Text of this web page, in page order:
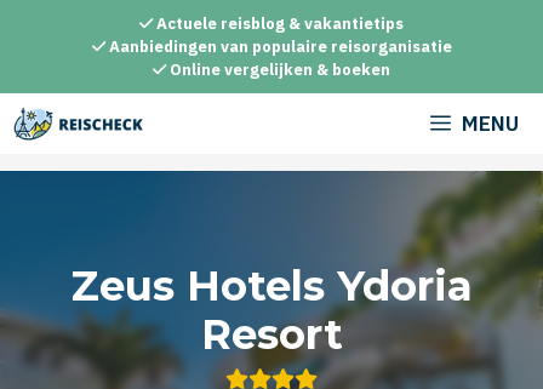
inhoud
Actuele reisblog & vakantietips
Aanbiedingen van populaire reisorganisatie
Online vergelijken & boeken
MENU
Zeus Hotels Ydoria
Resort